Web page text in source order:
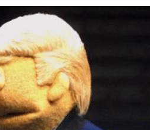
до виборів під
В